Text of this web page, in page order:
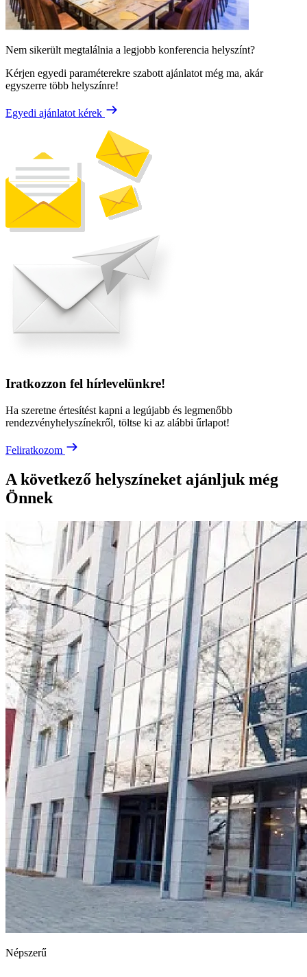
Nem sikerült megtalálnia a legjobb konferencia helyszínt?
Kérjen egyedi paraméterekre szabott ajánlatot még ma, akár
egyszerre több helyszínre!
Egyedi ajánlatot kérek
Iratkozzon fel hírlevelünkre!
Ha szeretne értesítést kapni a legújabb és legmenőbb
rendezvényhelyszínekről, töltse ki az alábbi űrlapot!
Feliratkozom
A következő helyszíneket ajánljuk még
Önnek
Népszerű